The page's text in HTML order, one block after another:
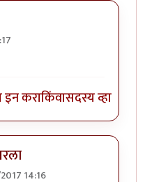
इन कराकिंवासदस्य व्हा
14:16